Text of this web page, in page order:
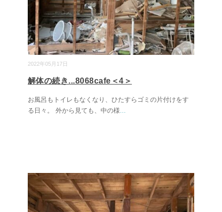
2022年05月17日
解体の続き...8068cafe＜4＞
お風呂もトイレもなくなり、ひたすらゴミの片付けをす
る日々。 外から見ても、中の様